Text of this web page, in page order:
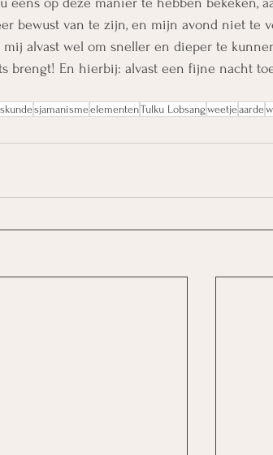
eens op deze manier te hebben bekeken,
bewust van te zijn, en mijn avond niet te
alvast wel om sneller en dieper te
brengt! En hierbij: alvast een fijne nacht
sjamanismeelementenTulku Lobsang weetjeaarde